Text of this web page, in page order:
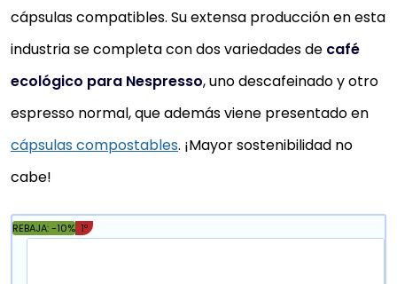
cápsulas compatibles. Su extensa producción en esta
industria se completa con dos variedades de café
ecológico para Nespresso, uno descafeinado y otro
espresso normal, que además viene presentado en
cápsulas compostables. ¡Mayor sostenibilidad no
cabe!
REBAJA: -10% 1º